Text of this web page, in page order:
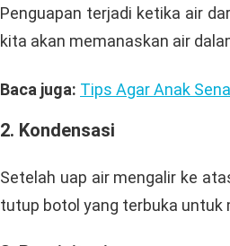
Penguapan terjadi ketika air
kita akan memanaskan air
Baca juga: Tips Agar Anak
2. Kondensasi
Setelah uap air mengalir ke
tutup botol yang terbuka untuk